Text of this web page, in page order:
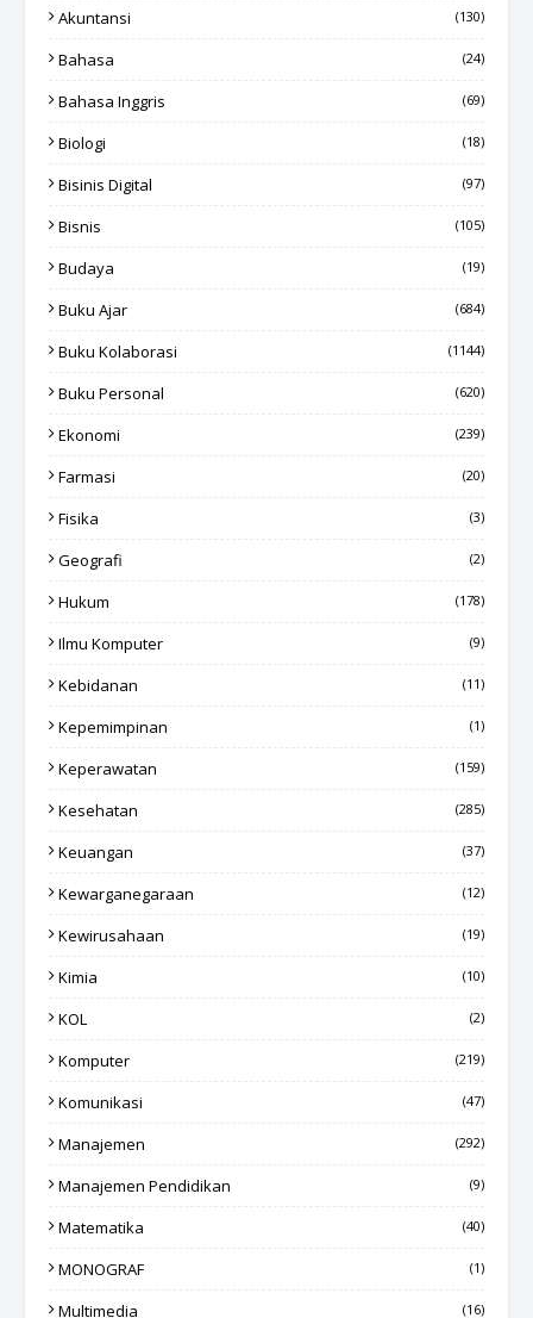
Akuntansi (130)
Bahasa (24)
Bahasa Inggris (69)
Biologi (18)
Bisinis Digital (97)
Bisnis (105)
Budaya (19)
Buku Ajar (684)
Buku Kolaborasi (1144)
Buku Personal (620)
Ekonomi (239)
Farmasi (20)
Fisika (3)
Geografi (2)
Hukum (178)
Ilmu Komputer (9)
Kebidanan (11)
Kepemimpinan (1)
Keperawatan (159)
Kesehatan (285)
Keuangan (37)
Kewarganegaraan (12)
Kewirusahaan (19)
Kimia (10)
KOL (2)
Komputer (219)
Komunikasi (47)
Manajemen (292)
Manajemen Pendidikan (9)
Matematika (40)
MONOGRAF (1)
Multimedia (16)